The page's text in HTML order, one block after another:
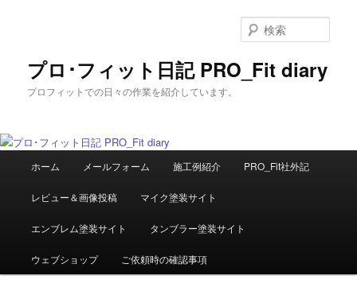
へ
移
プロ･フィット日記 PRO_Fit diary
プロフィットでの日々の作業を紹介しています。
索
ホーム メールフォーム 施工例紹介 PRO_Fit社外記
レビュー＆画像投稿 マイク塗装サイト
エンブレム塗装サイト タンブラー塗装サイト
ウェブショップ ご依頼時の確認事項